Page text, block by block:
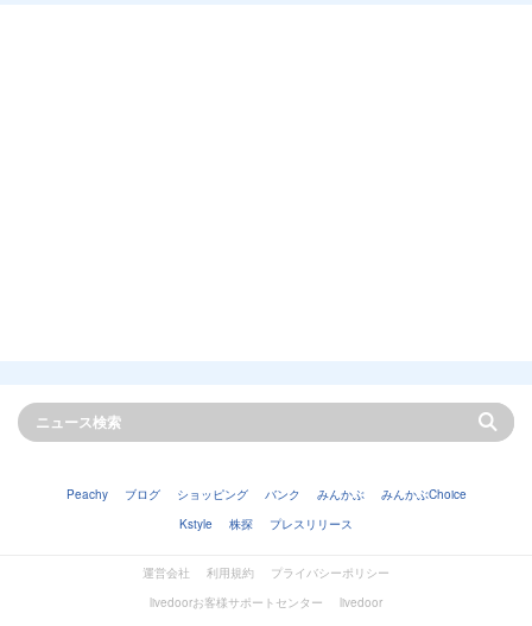
Peachy ブログ ショッピング バンク みんかぶ
みんかぶChoice
Kstyle
株探 プレスリリース
運営会社 利用規約
プライバシーポリシー
livedoorお客様サポートセンター
livedoor